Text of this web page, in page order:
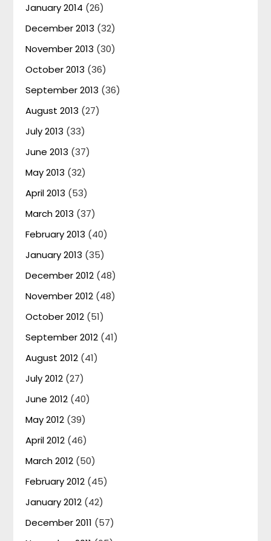
January 2014 (26)
December 2013 (32)
November 2013 (30)
October 2013 (36)
September 2013 (36)
August 2013 (27)
July 2013 (33)
June 2013 (37)
May 2013 (32)
April 2013 (53)
March 2013 (37)
February 2013 (40)
January 2013 (35)
December 2012 (48)
November 2012 (48)
October 2012 (51)
September 2012 (41)
August 2012 (41)
July 2012 (27)
June 2012 (40)
May 2012 (39)
April 2012 (46)
March 2012 (50)
February 2012 (45)
January 2012 (42)
December 2011 (57)